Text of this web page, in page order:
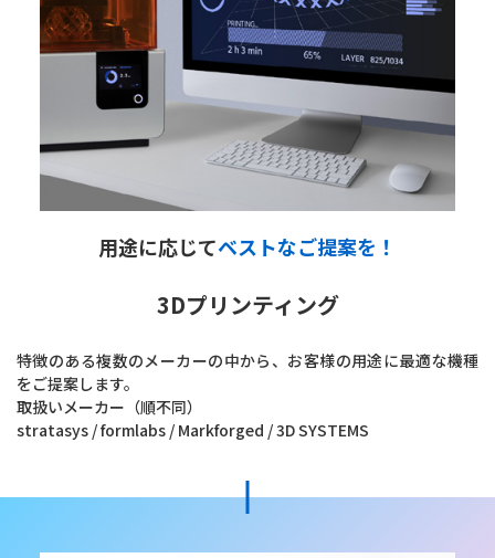
用途に応じてベストなご提案を！
3Dプリンティング
特徴のある複数のメーカーの中から、お客様の用途に最適な機種
をご提案します。
取扱いメーカー（順不同）
stratasys / formlabs / Markforged / 3D SYSTEMS